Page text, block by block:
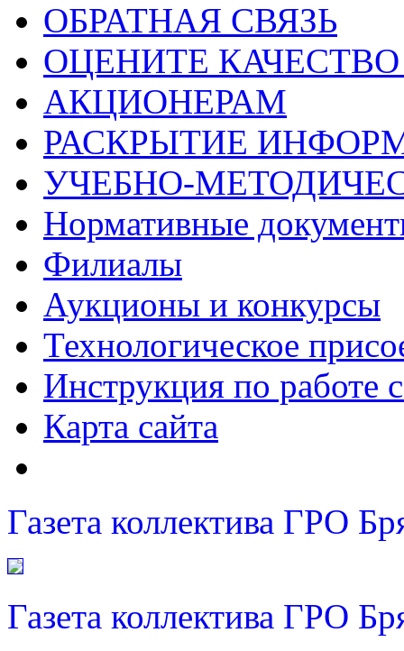
ОБРАТНАЯ СВЯЗЬ
ОЦЕНИТЕ
АКЦИОНЕРАМ
РАСКРЫТИЕ
УЧЕБНО-
Нормативные
Филиалы
Аукционы и конкурсы
Технологическое
Инструкция по работе
Карта сайта
Газета коллектива ГРО
Газета коллектива ГРО